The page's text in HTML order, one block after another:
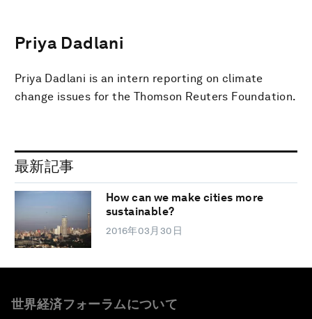
Priya Dadlani
Priya Dadlani is an intern reporting on climate
change issues for the Thomson Reuters Foundation.
最新記事
How can we make cities more
sustainable?
2016年03月30日
世界経済フォーラムについて